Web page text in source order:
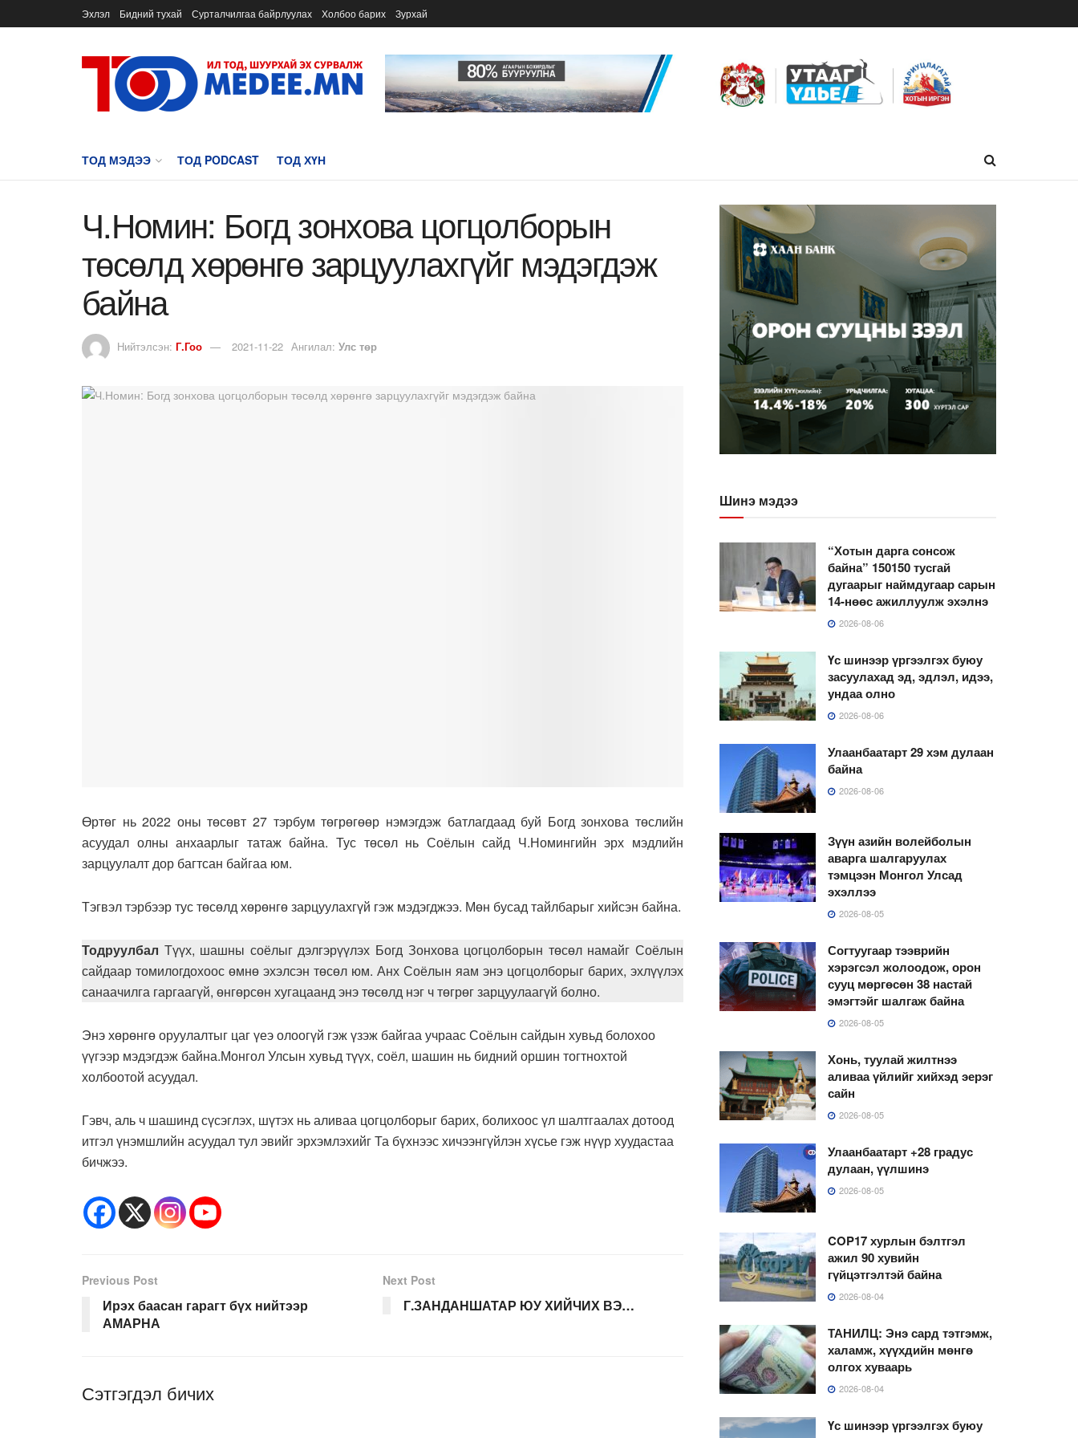
Эхлэл Бидний тухай Сурталчилгаа байрлуулах Холбоо барих Зурхай
ТОД МЭДЭЭ ТОД PODCAST ТОД ХҮН
Ч.Номин: Богд зонхова цогцолборын
төсөлд хөрөнгө зарцуулахгүйг мэдэгдэж
байна
Нийтэлсэн: Г.Гоо 2021-11-22 Ангилал: Улс төр
Өртөг нь 2022 оны төсөвт 27 тэрбум төгрөгөөр нэмэгдэж батлагдаад буй Богд зонхова төслийн
асуудал олны анхаарлыг татаж байна. Тус төсөл нь Соёлын сайд Ч.Номингийн эрх мэдлийн
зарцуулалт дор багтсан байгаа юм.
Тэгвэл тэрбээр тус төсөлд хөрөнгө зарцуулахгүй гэж мэдэгджээ. Мөн бусад тайлбарыг хийсэн байна.
Тодруулбал Түүх, шашны соёлыг дэлгэрүүлэх Богд Зонхова цогцолборын төсөл намайг Соёлын
сайдаар томилогдохоос өмнө эхэлсэн төсөл юм. Анх Соёлын яам энэ цогцолборыг барих, эхлүүлэх
санаачилга гаргаагүй, өнгөрсөн хугацаанд энэ төсөлд нэг ч төгрөг зарцуулаагүй болно.
Энэ хөрөнгө оруулалтыг цаг үеэ олоогүй гэж үзэж байгаа учраас Соёлын сайдын хувьд болохоо
үүгээр мэдэгдэж байна.Монгол Улсын хувьд түүх, соёл, шашин нь бидний оршин тогтнохтой
холбоотой асуудал.
Гэвч, аль ч шашинд сүсэглэх, шүтэх нь аливаа цогцолборыг барих, болихоос үл шалтгаалах дотоод
итгэл үнэмшлийн асуудал тул эвийг эрхэмлэхийг Та бүхнээс хичээнгүйлэн хүсье гэж нүүр хуудастаа
бичжээ.
Previous Post
Ирэх баасан гарагт бүх нийтээр
АМАРНА
Next Post
Г.ЗАНДАНШАТАР ЮУ ХИЙЧИХ ВЭ…
Сэтгэгдэл бичих
Шинэ мэдээ
“Хотын дарга сонсож
байна” 150150 тусгай
дугаарыг наймдугаар сарын
14-нөөс ажиллуулж эхэлнэ
2026-08-06
Үс шинээр үргээлгэх буюу
засуулахад эд, эдлэл, идээ,
ундаа олно
2026-08-06
Улаанбаатарт 29 хэм дулаан
байна
2026-08-06
Зүүн азийн волейболын
аварга шалгаруулах
тэмцээн Монгол Улсад
эхэллээ
2026-08-05
Согтуугаар тээврийн
хэрэгсэл жолоодож, орон
сууц мөргөсөн 38 настай
эмэгтэйг шалгаж байна
2026-08-05
Хонь, туулай жилтнээ
аливаа үйлийг хийхэд эерэг
сайн
2026-08-05
Улаанбаатарт +28 градус
дулаан, үүлшинэ
2026-08-05
COP17 хурлын бэлтгэл
ажил 90 хувийн
гүйцэтгэлтэй байна
2026-08-04
ТАНИЛЦ: Энэ сард тэтгэмж,
халамж, хүүхдийн мөнгө
олгох хуваарь
2026-08-04
Үс шинээр үргээлгэх буюу